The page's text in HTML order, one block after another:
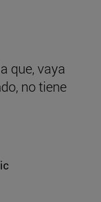
que, vaya
no tiene